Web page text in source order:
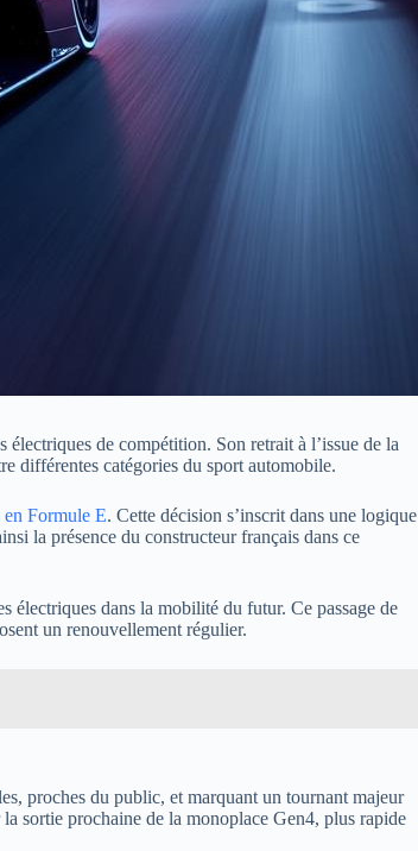
de compétition. Son retrait à l’issue de la
différentes catégories du sport automobile.
Formule E. Cette décision s’inscrit dans une logique
la présence du constructeur français dans ce
électriques dans la mobilité du futur. Ce passage de
un renouvellement régulier.
proches du public, et marquant un tournant majeur
sortie prochaine de la monoplace Gen4, plus rapide